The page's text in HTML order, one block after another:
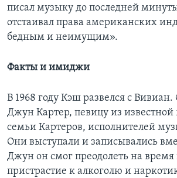
писал музыку до последней
отстаивал права американских
бедным и неимущим».
Факты и имиджи
В 1968 году Кэш развелся с
Джун Картер, певицу из
семьи Картеров, исполнителей
Они выступали и записывались
Джун он смог преодолеть на время
пристрастие к алкоголю и